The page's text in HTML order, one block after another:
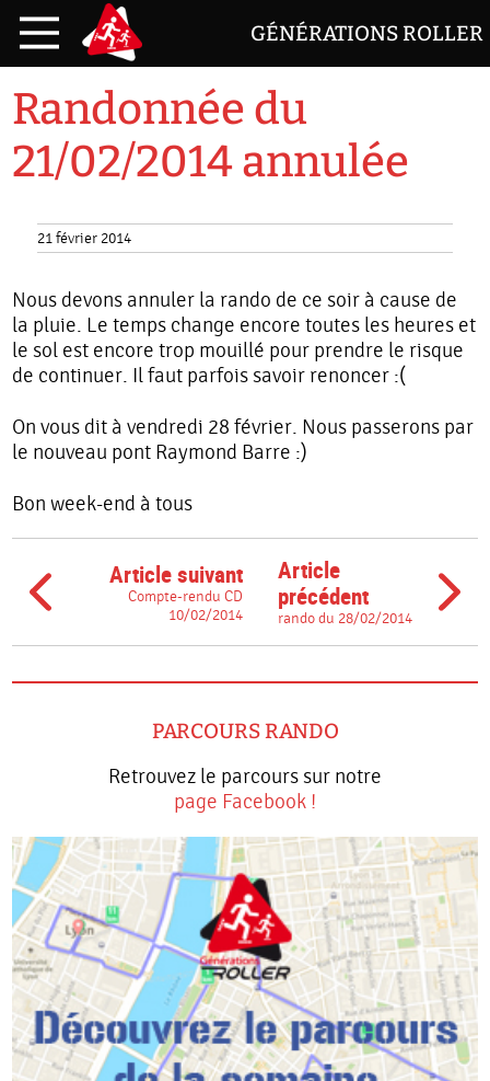
GÉNÉRATIONS ROLLER
Randonnée du
21/02/2014 annulée
21 février 2014
Nous devons annuler la rando de ce soir à cause de
la pluie. Le temps change encore toutes les heures et
le sol est encore trop mouillé pour prendre le risque
de continuer. Il faut parfois savoir renoncer :(
On vous dit à vendredi 28 février. Nous passerons par
le nouveau pont Raymond Barre :)
Bon week-end à tous
Article suivant
Compte-rendu CD
10/02/2014
Article
précédent
rando du 28/02/2014
PARCOURS RANDO
Retrouvez le parcours sur notre
page Facebook !